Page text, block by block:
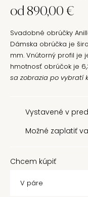
od 890,00 €
Svadobné obrúčky
Dámska obrúčka je
mm. Vnútorný profil je
hmotnosť obrúčok je
sa zobrazia po vybratí
Vystavené v
Možné zaplatiť
Chcem kúpiť